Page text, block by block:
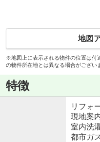
地図
※地図上に表示される物件の位置は付
の物件所在地とは異なる場合がござい
特徴
リフォ
現地案
室内洗
都市ガ